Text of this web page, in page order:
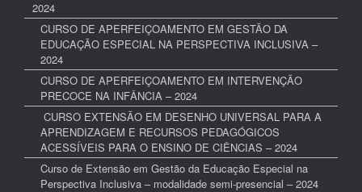
2024
CURSO DE APERFEIÇOAMENTO EM GESTÃO DA
EDUCAÇÃO ESPECIAL NA PERSPECTIVA INCLUSIVA –
2024
CURSO DE APERFEIÇOAMENTO EM INTERVENÇÃO
PRECOCE NA INFÂNCIA – 2024
CURSO EXTENSÃO EM DESENHO UNIVERSAL PARA A
APRENDIZAGEM E RECURSOS PEDAGÓGICOS
ACESSÍVEIS PARA O ENSINO DE CIÊNCIAS – 2024
Curso de Extensão em Gestão da Educação Especial na
Perspectiva Inclusiva – modalidade semi-presencial – 2024